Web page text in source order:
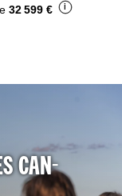
32 599 € i
CAN-